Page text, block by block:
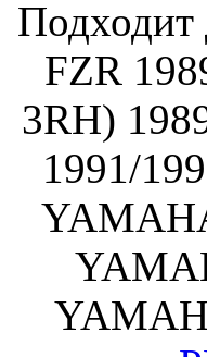
FZR
3RH)
1991/